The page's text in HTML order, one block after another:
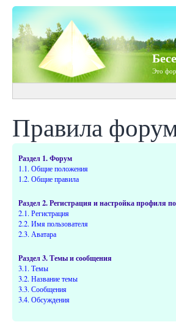
Это
Правила
Раздел 1. Форум
1.1. Общие положения
1.2. Общие правила
Раздел 2. Регистрация и настройка профиля
2.1. Регистрация
2.2. Имя пользователя
2.3. Аватара
Раздел 3. Темы и сообщения
3.1. Темы
3.2. Название темы
3.3. Сообщения
3.4. Обсуждения